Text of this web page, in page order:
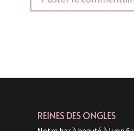
REINES DES ONGLES